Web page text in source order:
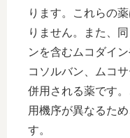
ります。これらの
りません。また、
ンを含むムコダイ
コソルバン、ムコ
併用される薬です
用機序が異なるた
す。